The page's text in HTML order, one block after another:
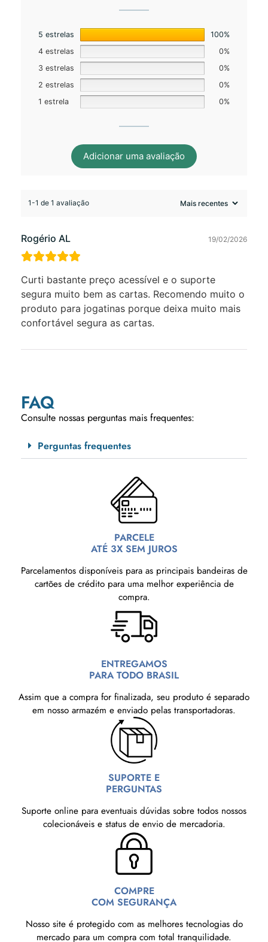
5 estrelas
100%
4 estrelas
0%
3 estrelas
0%
2 estrelas
0%
1 estrela
0%
Adicionar uma avaliação
1-1 de 1 avaliação
Rogério AL 19/02/2026
Curti bastante preço acessível e o suporte
segura muito bem as cartas. Recomendo muito o
produto para jogatinas porque deixa muito mais
confortável segura as cartas.
FAQ
Consulte nossas perguntas mais frequentes:
Perguntas frequentes
PARCELE
ATÉ 3X SEM JUROS
Parcelamentos disponíveis para as principais bandeiras de
cartões de crédito para uma melhor experiência de
compra.
ENTREGAMOS
PARA TODO BRASIL
Assim que a compra for finalizada, seu produto é separado
em nosso armazém e enviado pelas transportadoras.
SUPORTE E
PERGUNTAS
Suporte online para eventuais dúvidas sobre todos nossos
colecionáveis e status de envio de mercadoria.
COMPRE
COM SEGURANÇA
Nosso site é protegido com as melhores tecnologias do
mercado para um compra com total tranquilidade.